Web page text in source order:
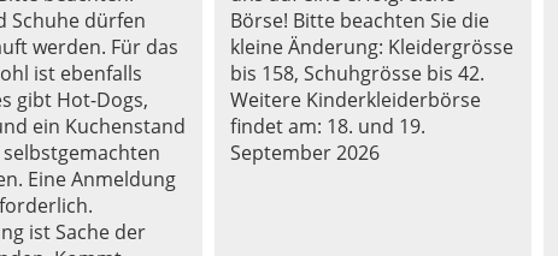
Schuhe dürfen
werden. Für das
ist ebenfalls
gibt Hot-Dogs,
ein Kuchenstand
Eine Anmeldung
ist Sache der
Börse! Bitte beachten Sie die
kleine Änderung: Kleidergrösse
bis 158, Schuhgrösse bis 42.
Weitere Kinderkleiderbörse
findet am: 18. und 19.
September 2026